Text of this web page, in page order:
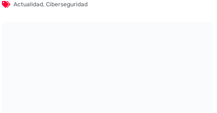
Actualidad,Ciberseguridad